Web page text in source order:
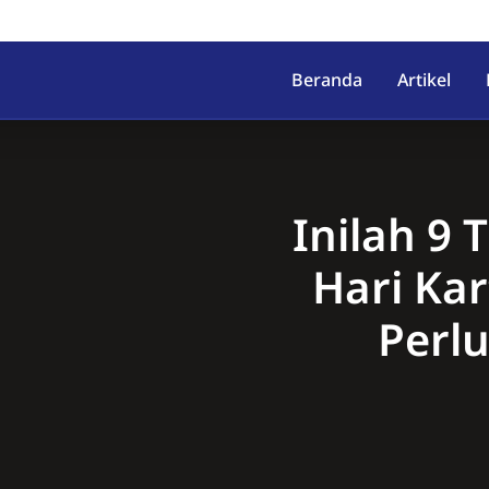
Kec. Lumbir, Kab.
Beranda Artikel
Inilah 9
Hari